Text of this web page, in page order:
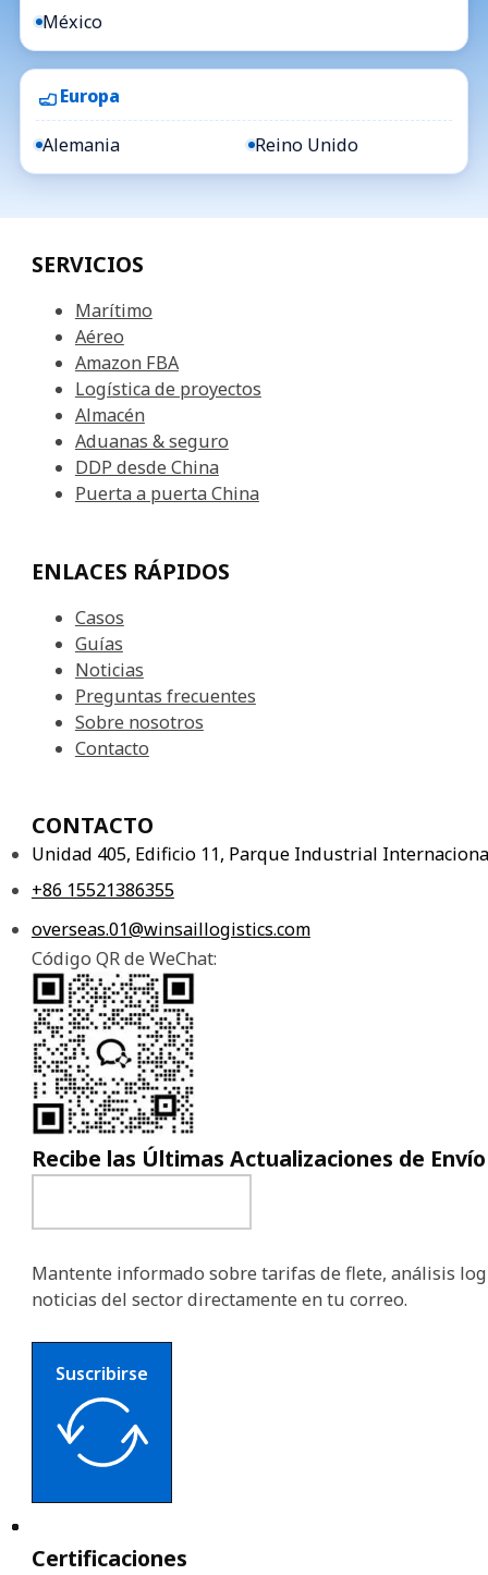
México
Europa
Alemania Reino Unido
SERVICIOS
Marítimo
Aéreo
Amazon FBA
Logística de proyectos
Almacén
Aduanas & seguro
DDP desde China
Puerta a puerta China
ENLACES RÁPIDOS
Casos
Guías
Noticias
Preguntas frecuentes
Sobre nosotros
Contacto
CONTACTO
Unidad 405, Edificio 11, Parque Industrial
+86 15521386355
overseas.01@winsaillogistics.com
Código QR de WeChat:
Recibe las Últimas Actualizaciones de Envío
Mantente informado sobre tarifas de flete, análisis
noticias del sector directamente en tu correo.
Suscribirse
Certificaciones